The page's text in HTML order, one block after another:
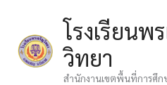
content
โรงเรียนพ
วิทยา
สำนักงานเขตพื้นที่การศึ